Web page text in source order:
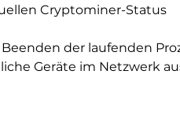
Cryptominer-Status
der laufenden
Geräte im Netzwerk